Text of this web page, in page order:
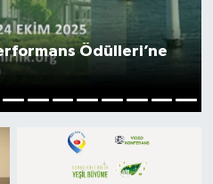
Ödülleri’ne